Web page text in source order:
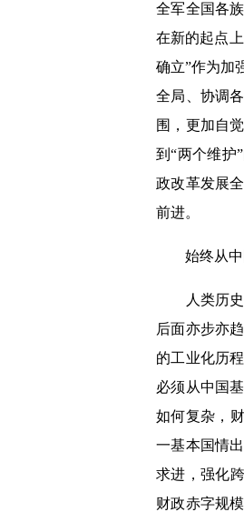
全军全国各
在新的起点
确立”作为加
全局、协调
围，更加自
到“两个维护
政改革发展
前进。
始终从中
人类历史上
后面亦步亦
的工业化历
必须从中国
如何复杂，
一基本国情
求进，强化
财政赤字规